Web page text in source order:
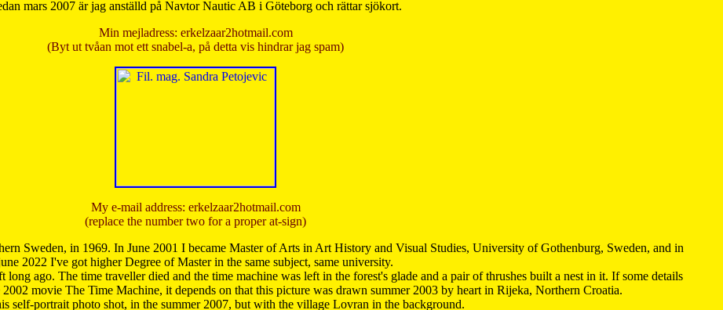
mars 2007 är jag anställd på Navtor Nautic AB i Göteborg och rättar sjökort.
Min mejladress: erkelzaar2hotmail.com
(Byt ut tvåan mot ett snabel-a, på detta vis hindrar jag spam)
My e-mail address: erkelzaar2hotmail.com
(replace the number two for a proper at-sign)
Sweden, in 1969. In June 2001 I became Master of Arts in Art History and Visual Studies, University of Gothenburg, Sweden, and in
2022 I've got higher Degree of Master in the same subject, same university.
ago. The time traveller died and the time machine was left in the forest's glade and a pair of thrushes built a nest in it. If some details
movie The Time Machine, it depends on that this picture was drawn summer 2003 by heart in Rijeka, Northern Croatia.
self-portrait photo shot, in the summer 2007, but with the village Lovran in the background.